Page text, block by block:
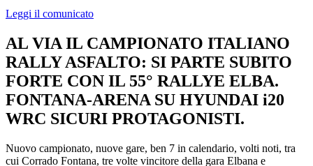
Leggi il comunicato
AL VIA IL CAMPIONATO ITALIANO
RALLY ASFALTO: SI PARTE SUBITO
FORTE CON IL 55° RALLYE ELBA.
FONTANA-ARENA SU HYUNDAI i20
WRC SICURI PROTAGONISTI.
Nuovo campionato, nuove gare, ben 7 in calendario, volti noti, tra
cui Corrado Fontana, tre volte vincitore della gara Elbana e